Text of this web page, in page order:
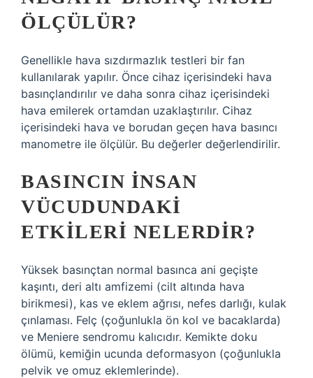
ÖLÇÜLÜR?
Genellikle hava sızdırmazlık testleri bir fan
kullanılarak yapılır. Önce cihaz içerisindeki hava
basınçlandırılır ve daha sonra cihaz içerisindeki
hava emilerek ortamdan uzaklaştırılır. Cihaz
içerisindeki hava ve borudan geçen hava basıncı
manometre ile ölçülür. Bu değerler değerlendirilir.
BASINCIN INSAN
VÜCUDUNDAKI
ETKILERI NELERDIR?
Yüksek basınçtan normal basınca ani geçişte
kaşıntı, deri altı amfizemi (cilt altında hava
birikmesi), kas ve eklem ağrısı, nefes darlığı, kulak
çınlaması. Felç (çoğunlukla ön kol ve bacaklarda)
ve Meniere sendromu kalıcıdır. Kemikte doku
ölümü, kemiğin ucunda deformasyon (çoğunlukla
pelvik ve omuz eklemlerinde).